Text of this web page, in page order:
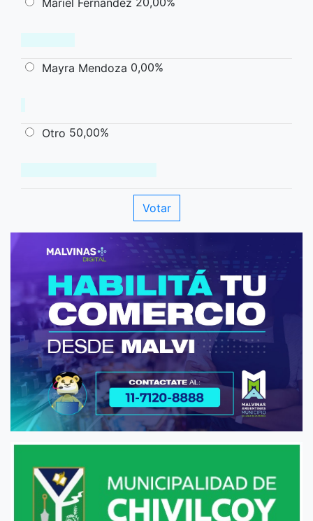
Mayra Mendoza 0,00%
Otro 50,00%